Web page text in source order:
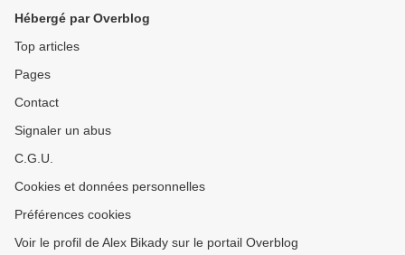
Hébergé par Overblog
Top articles
Pages
Contact
Signaler un abus
C.G.U.
Cookies et données personnelles
Préférences cookies
Voir le profil de Alex Bikady sur le portail Overblog